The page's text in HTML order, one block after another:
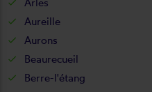
Aureille
Aurons
Beaurecueil
Berre-l'étang